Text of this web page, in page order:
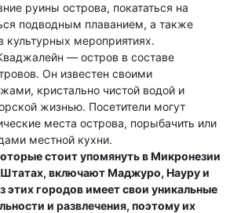
руины острова, покататься на
подводным плаванием, а также
культурных мероприятиях.
— остров в составе
Он известен своими
кристально чистой водой и
жизнью. Посетители могут
места острова, порыбачить или
местной кухни.
стоит упомянуть в Микронезии
включают Маджуро, Науру и
этих городов имеет свои уникальные
и развлечения, поэтому их